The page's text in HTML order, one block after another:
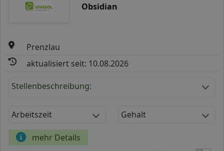
Obsidian
Prenzlau
aktualisiert seit: 10.08.2026
Stellenbeschreibung:
Arbeitszeit Gehalt
mehr Details